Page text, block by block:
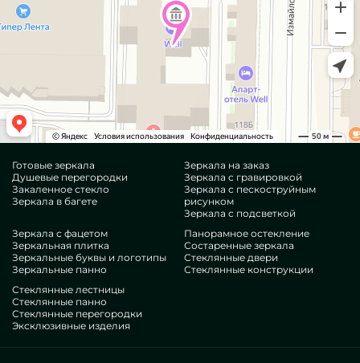
Готовые зеркала
Душевые перегородки
Закаленное стекло
Зеркала в багете
Зеркала на заказ
Зеркала с гравировкой
Зеркала с пескоструйным
рисунком
Зеркала с подсветкой
Зеркала с фацетом
Зеркальная плитка
Зеркальные буквы и логотипы
Зеркальные панно
Панорамное остекление
Состаренные зеркала
Стеклянные двери
Стеклянные конструкции
Стеклянные лестницы
Стеклянные панно
Стеклянные перегородки
Эксклюзивные изделия